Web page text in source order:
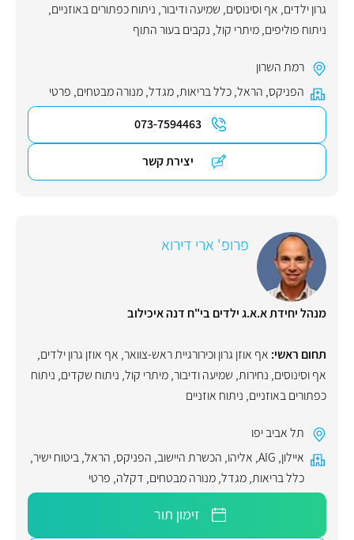
גרון ילדים, אף וסינוסים, שמיעה ודיבור, ניתוח כפתורים באוזניים,
ניתוח פוליפים,מיתרי קול, נקבים בעור התוף
רמת השרון
הפניקס, הראל,כלל בריאות,מגדל,מנורה מבטחים, פרטי
073-7594463
יצירת קשר
פרופ' ארי דירוא
מנהל יחידת א.א.ג ילדים בי"ח דנה איכילוב
תחום ראשי: אף אוזן גרון וכירורגיית ראש-צוואר, אף אוזן גרון ילדים,
אף וסינוסים, נחירות, שמיעה ודיבור,מיתרי קול, ניתוח שקדים, ניתוח
כפתורים באוזניים, ניתוח אוזניים
תל אביב יפו
איילון,
AIG
, אליהו, הכשרת היישוב, הפניקס, הראל,ביטוח ישיר,
כלל בריאות,מגדל,מנורה מבטחים, דקלה, פרטי
זימון תור